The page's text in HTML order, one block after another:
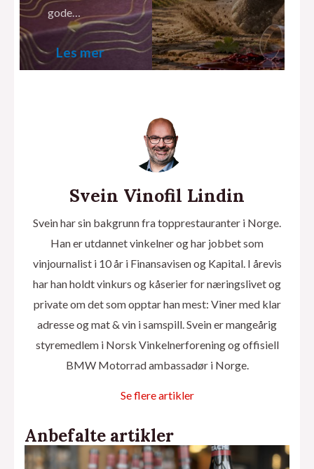
gode…
Les mer
Svein Vinofil Lindin
Svein har sin bakgrunn fra topprestauranter i Norge.
Han er utdannet vinkelner og har jobbet som
vinjournalist i 10 år i Finansavisen og Kapital. I årevis
har han holdt vinkurs og kåserier for næringslivet og
private om det som opptar han mest: Viner med klar
adresse og mat & vin i samspill. Svein er mangeårig
styremedlem i Norsk Vinkelnerforening og offisiell
BMW Motorrad ambassadør i Norge.
Se flere artikler
Anbefalte artikler